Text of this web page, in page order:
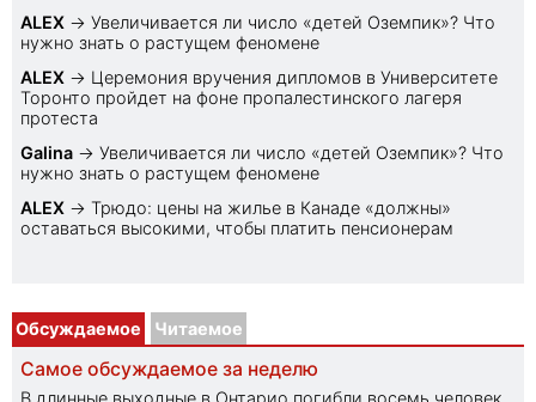
ALEX → Увеличивается ли число «детей Оземпик»? Что
нужно знать о растущем феномене
ALEX → Церемония вручения дипломов в Университете
Торонто пройдет на фоне пропалестинского лагеря
протеста
Galina → Увеличивается ли число «детей Оземпик»? Что
нужно знать о растущем феномене
ALEX → Трюдо: цены на жилье в Канаде «должны»
оставаться высокими, чтобы платить пенсионерам
Обсуждаемое Читаемое
Самое обсуждаемое за неделю
В длинные выходные в Онтарио погибли восемь человек